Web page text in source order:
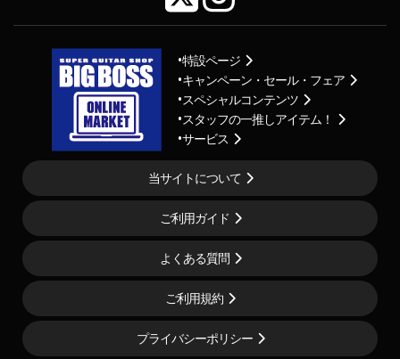
特設ページ
キャンペーン・セール・フェア
スペシャルコンテンツ
スタッフの一推しアイテム！
サービス
当サイトについて
ご利用ガイド
よくある質問
ご利用規約
プライバシーポリシー